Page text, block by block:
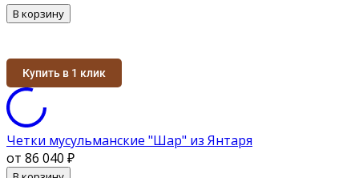
В корзину
Купить в 1 клик
Четки мусульманские "Шар" из Янтаря
от 86 040 ₽